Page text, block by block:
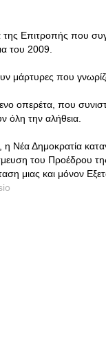
Επιτροπής που
του 2009.
μάρτυρες που
οπερέτα, που
όλη την αλήθεια.
Νέα Δημοκρατία
του Προέδρου
μιας και μόνον